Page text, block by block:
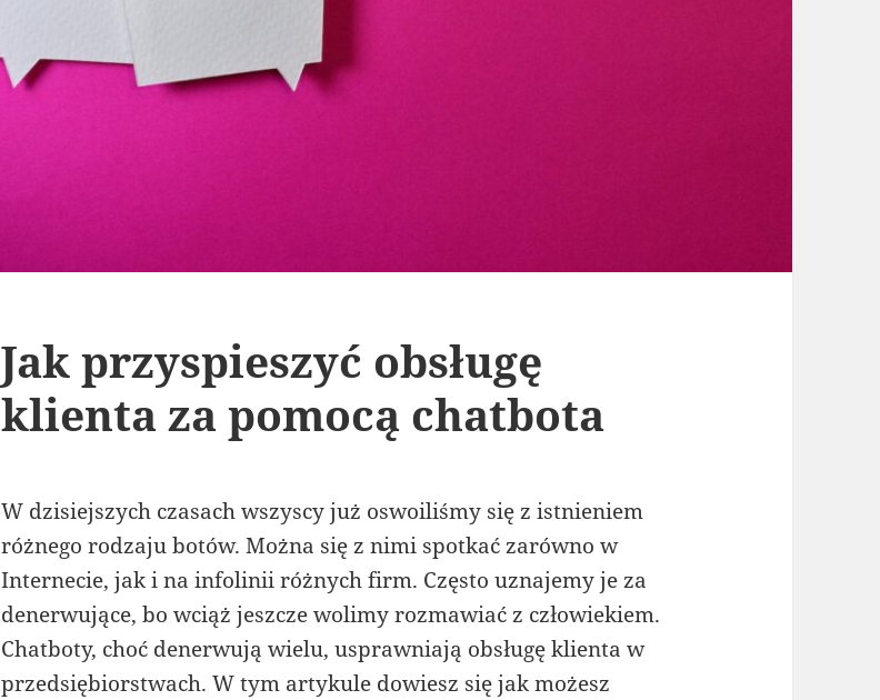
Jak przyspieszyć obsługę
klienta za pomocą chatbota
W dzisiejszych czasach wszyscy już oswoiliśmy się z istnieniem
różnego rodzaju botów. Można się z nimi spotkać zarówno w
Internecie, jak i na infolinii różnych firm. Często uznajemy je za
denerwujące, bo wciąż jeszcze wolimy rozmawiać z człowiekiem.
Chatboty, choć denerwują wielu, usprawniają obsługę klienta w
przedsiębiorstwach. W tym artykule dowiesz się jak możesz